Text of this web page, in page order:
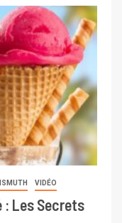
VIDÉO
: Les Secrets